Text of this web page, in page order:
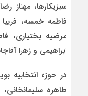
سبزیکارها، مهناز
فاطمه خمسه، فریبا
مرضیه بختیاری،
ابراهیمی و زهرا
در حوزه انتخابیه
طاهره